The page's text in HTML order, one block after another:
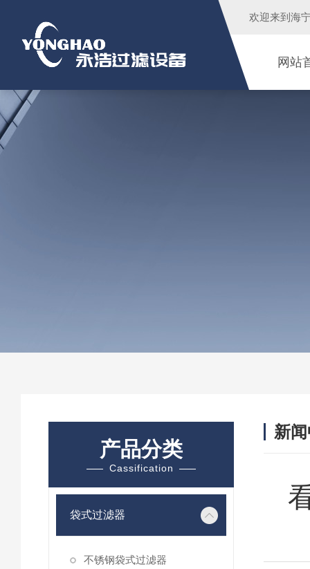
欢迎来到 海
网站
产品分类
Cassification
袋式过滤器
不锈钢袋式过滤器
新